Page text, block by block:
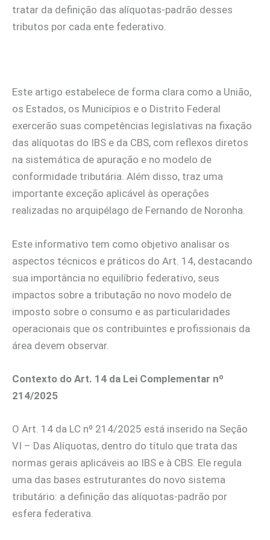
tratar da definição das alíquotas-padrão desses
tributos por cada ente federativo.
Este artigo estabelece de forma clara como a União,
os Estados, os Municípios e o Distrito Federal
exercerão suas competências legislativas na fixação
das alíquotas do IBS e da CBS, com reflexos diretos
na sistemática de apuração e no modelo de
conformidade tributária. Além disso, traz uma
importante exceção aplicável às operações
realizadas no arquipélago de Fernando de Noronha.
Este informativo tem como objetivo analisar os
aspectos técnicos e práticos do Art. 14, destacando
sua importância no equilíbrio federativo, seus
impactos sobre a tributação no novo modelo de
imposto sobre o consumo e as particularidades
operacionais que os contribuintes e profissionais da
área devem observar.
Contexto do Art. 14 da Lei Complementar nº
214/2025
O Art. 14 da LC nº 214/2025 está inserido na Seção
VI – Das Alíquotas, dentro do título que trata das
normas gerais aplicáveis ao IBS e à CBS. Ele regula
uma das bases estruturantes do novo sistema
tributário: a definição das alíquotas-padrão por
esfera federativa.